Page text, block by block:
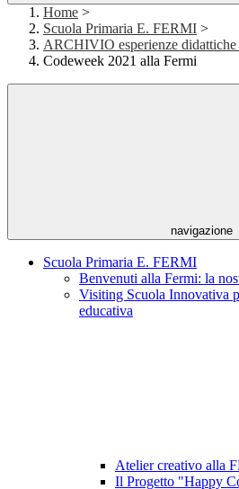
Home >
Scuola Primaria E. FERMI >
ARCHIVIO esperienze didattiche
Codeweek 2021 alla Fermi
navigazione
Scuola Primaria E. FERMI
Benvenuti alla Fermi: la
Visiting Scuola Innovativa
educativa
Atelier creativo alla
Il Progetto "Happy